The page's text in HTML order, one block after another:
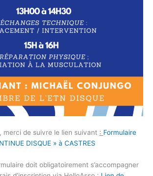
merci de suivre le lien suivant : Formulaire
DISQUE » à CASTRES
doit obligatoirement s’accompagner